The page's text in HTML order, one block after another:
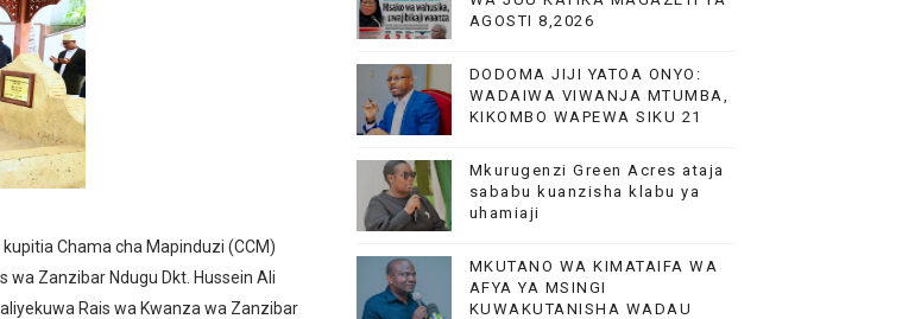
WA HAKI UNAOINUA UCHUMI WA TAIFA
YA BIASHARA NA ULINZI WA MLAJI
MAFUTA (PS3) MULEBA WAFIKIA ASILIMIA 88
ENDELEVU YA USALAMA NA AFYA KAZINI
KILOSA
WA CBRM
Chama cha Mapinduzi (CCM)
wa Zanzibar Ndugu Dkt. Hussein Ali
Rais wa Kwanza wa Zanzibar
AGOSTI 8,2026
DODOMA JIJI YATOA ONYO:
WADAIWA VIWANJA MTUMBA,
KIKOMBO WAPEWA SIKU 21
Mkurugenzi Green Acres ataja
sababu kuanzisha klabu ya
uhamiaji
MKUTANO WA KIMATAIFA WA
AFYA YA MSINGI
KUWAKUTANISHA WADAU